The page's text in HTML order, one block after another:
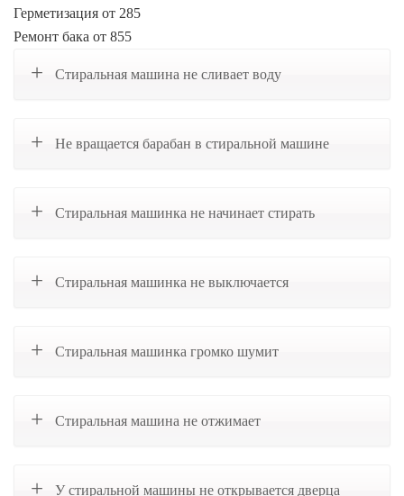
Герметизация от 285
Ремонт бака от 855
Стиральная машина не сливает воду
Не вращается барабан в стиральной машине
Стиральная машинка не начинает стирать
Стиральная машинка не выключается
Стиральная машинка громко шумит
Стиральная машина не отжимает
У стиральной машины не открывается дверца